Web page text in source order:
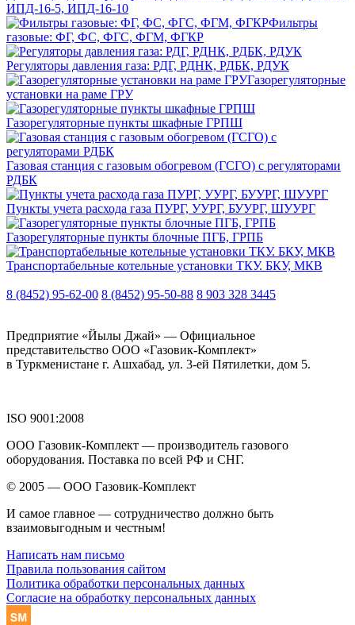
ИПД-16-5, ИПД-16-10
Фильтры
газовые: ФГ, ФС, ФГС, ФГМ, ФГКР
Регуляторы давления газа: РДГ, РДНК, РДБК, РДУК
Газорегуляторные
установки на раме ГРУ
Газорегуляторные пункты шкафные ГРПШ
Газовая станция с газовым обогревом (ГСГО) с регуляторами
РДБК
Пункты учета расхода газа ПУРГ, УУРГ, БУУРГ, ШУУРГ
Газорегуляторные пункты блочные ПГБ, ГРПБ
Транспортабельные котельные установки ТКУ. БКУ, МКВ
8 (8452) 95-62-00 8 (8452) 95-50-88 8 903 328 3445
Предприятие «Йылы Джай» — Официальное
представительство ООО «Газовик-Комплект»
в Туркменистане г. Ашхабад, ул. 3-ей Пятилетки, дом 5.
ISO 9001:2008
ООО Газовик-Комплект — производитель газового
оборудования. Поставка по всей РФ и СНГ.
© 2005 — ООО Газовик-Комплект
И самое главное — сотрудничество должно быть
взаимовыгодным и честным!
Написать нам письмо
Правила пользования сайтом
Политика обработки персональных данных
Согласие на обработку персональных данных